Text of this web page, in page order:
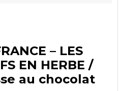
– LES
EN HERBE /
au chocolat